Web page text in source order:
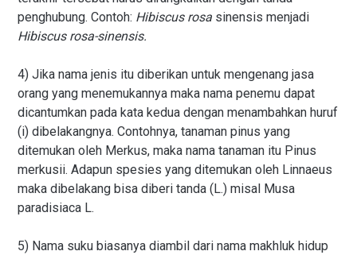
penghubung. Contoh: Hibiscus rosa sinensis menjadi
Hibiscus rosa-sinensis.
4) Jika nama jenis itu diberikan untuk mengenang jasa
orang yang menemukannya maka nama penemu dapat
dicantumkan pada kata kedua dengan menambahkan huruf
(i) dibelakangnya. Contohnya, tanaman pinus yang
ditemukan oleh Merkus, maka nama tanaman itu Pinus
merkusii. Adapun spesies yang ditemukan oleh Linnaeus
maka dibelakang bisa diberi tanda (L.) misal Musa
paradisiaca L.
5) Nama suku biasanya diambil dari nama makhluk hidup